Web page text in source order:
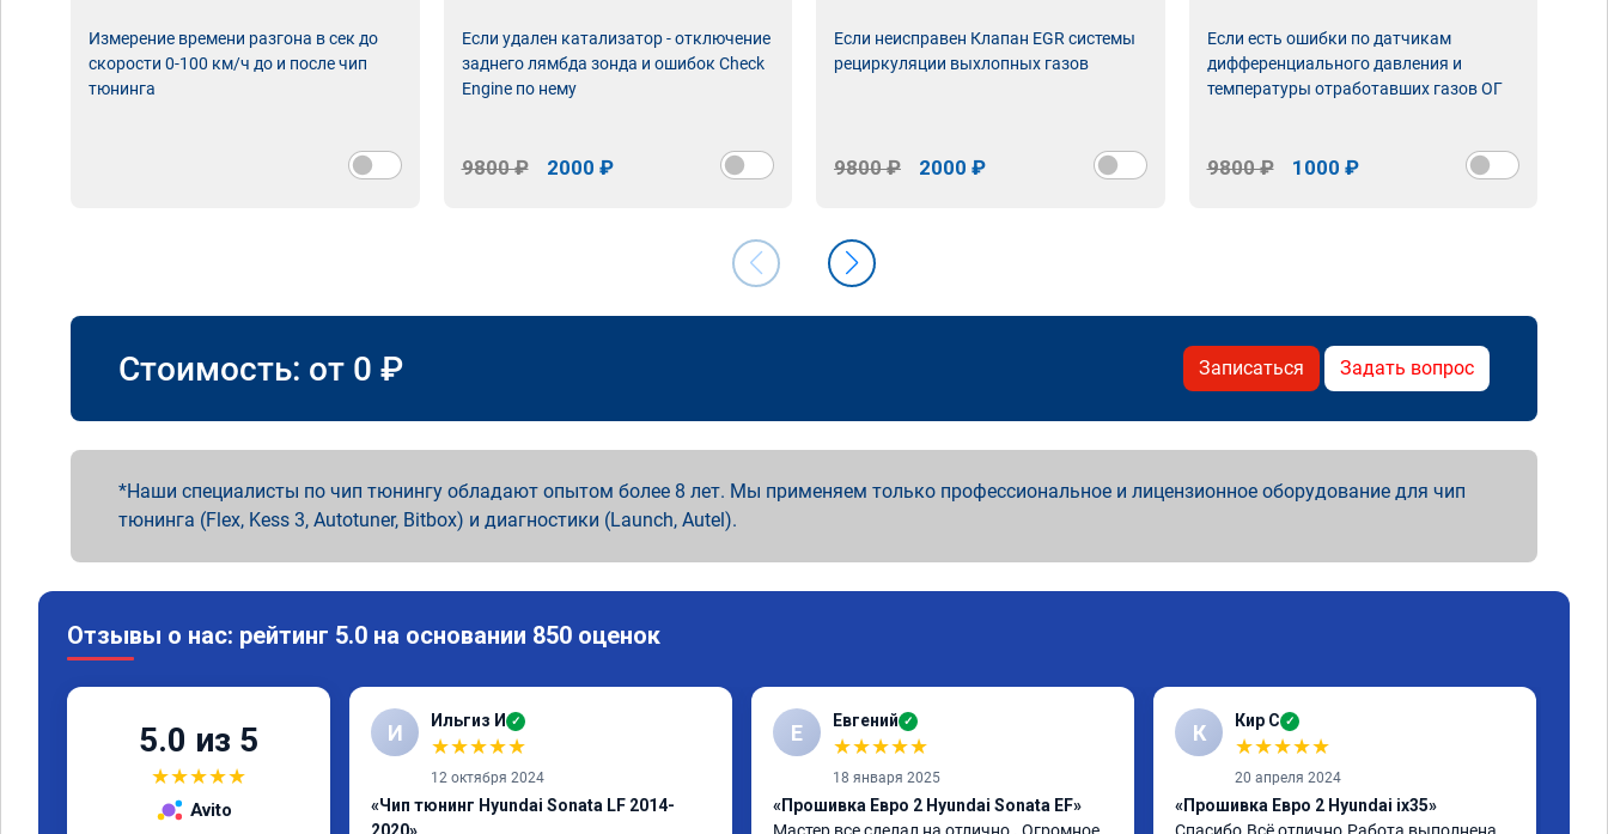
Измерение времени разгона в сек до
скорости 0-100 км/ч до и после чип
тюнинга
Если удален катализатор - отключение
заднего лямбда зонда и ошибок Check
Engine по нему
9800 ₽ 2000 ₽
Если неисправен Клапан EGR системы
рециркуляции выхлопных газов
9800 ₽ 2000 ₽
Если есть ошибки по датчикам
дифференциального давления и
температуры отработавших газов ОГ
9800 ₽ 1000 ₽
Стоимость: от 0 ₽ Записаться Задать вопрос
Наши специалисты по чип тюнингу обладают опытом более 8 лет. Мы применяем только профессиональное и лицензионное оборудование для чип
тюнинга (Flex, Kess 3, Autotuner, Bitbox) и диагностики (Launch, Autel).
Отзывы о нас: рейтинг 5.0 на основании 850 оценок
5.0 из 5
★★★★★
Avito
И Ильгиз И ✓
★★★★★
12 октября 2024
«Чип тюнинг Hyundai Sonata LF 2014-
Е Евгений ✓
★★★★★
18 января 2025
«Прошивка Евро 2 Hyundai Sonata EF»
К Кир С ✓
★★★★★
20 апреля 2024
«Прошивка Евро 2 Hyundai ix35»